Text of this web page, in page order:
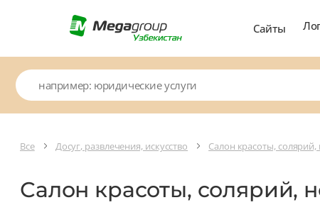
Сайты
Все Досуг, развлечения, искусство Салон красоты, солярий,
Салон красоты, солярий,